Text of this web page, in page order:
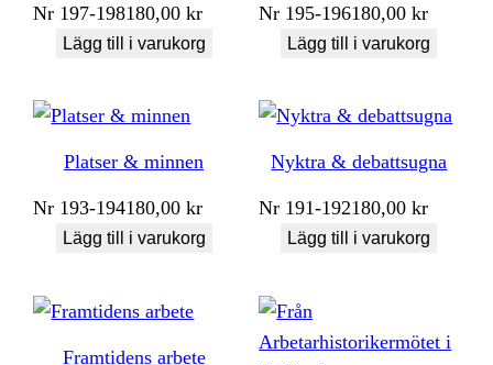
Nr 197-198180,00kr
Lägg till i varukorg
Nr 195-196180,00kr
Lägg till i varukorg
Platser & minnen
Nr 193-194180,00kr
Lägg till i varukorg
Nyktra & debattsugna
Nr 191-192180,00kr
Lägg till i varukorg
Framtidens arbete